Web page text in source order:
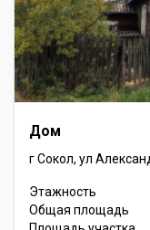
Дом
г Сокол, ул
Этажность
Общая площадь